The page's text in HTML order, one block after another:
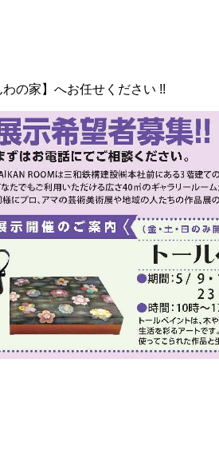
の家】へお任せください !!